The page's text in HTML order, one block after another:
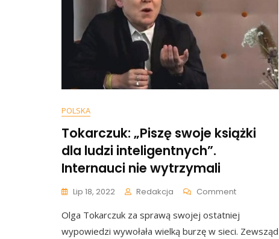
POLSKA
Tokarczuk: „Piszę swoje książki
dla ludzi inteligentnych”.
Internauci nie wytrzymali
Lip 18, 2022 Redakcja CommentOn
„Piszę
Swoje
Olga Tokarczuk za sprawą swojej ostatniej
wypowiedzi wywołała wielką burzę w sieci. Zewsząd